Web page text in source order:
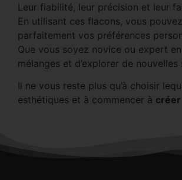
Leur fiabilité, leur précision et leur
En utilisant ces flacons, vous
parfaitement vos préférences
Que vous soyez novice ou expert en
mélanges et d’explorer de nouvelles
Il ne vous reste plus qu’à choisir
esthétiques et à commencer à